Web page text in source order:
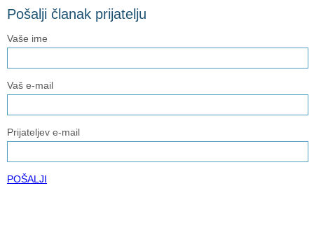
Pošalji članak prijatelju
Vaše ime
Vaš e-mail
Prijateljev e-mail
POŠALJI